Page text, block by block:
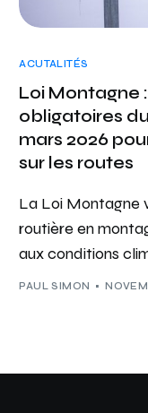
ACUTALITÉS
Loi Montagne
obligatoires
mars 2026
sur les routes
La Loi Montagne
routière en
aux conditions
PAUL SIMON